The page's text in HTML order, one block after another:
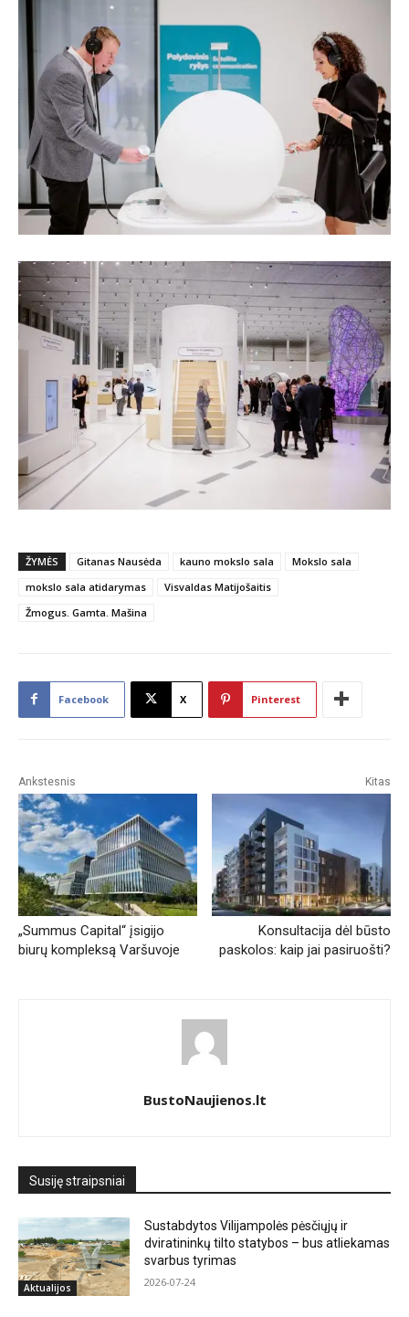
ŽYMĖS Gitanas Nausėda kauno mokslo sala
Mokslo sala
mokslo sala atidarymas
Visvaldas Matijošaitis
Žmogus. Gamta. Mašina
Facebook X Pinterest
Ankstesnis
„Summus Capital“ įsigijo
biurų kompleksą Varšuvoje
Kitas
Konsultacija dėl būsto
paskolos: kaip jai pasiruošti?
BustoNaujienos.lt
Susiję straipsniai
Aktualijos
Sustabdytos Vilijampolės pėsčiųjų ir
dviratininkų tilto statybos – bus atliekamas
svarbus tyrimas
2026-07-24